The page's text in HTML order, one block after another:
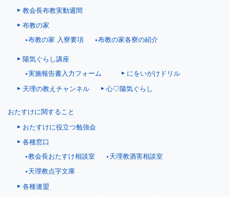
教会長布教実動週間
布教の家
布教の家 入寮要項 布教の家各寮の紹介
陽気ぐらし講座
実施報告書入力フォーム
にをいがけドリル
天理の教えチャンネル
心♡陽気ぐらし
おたすけに関すること
おたすけに役立つ勉強会
各種窓口
教会長おたすけ相談室 天理教酒害相談室
天理教点字文庫
各種連盟